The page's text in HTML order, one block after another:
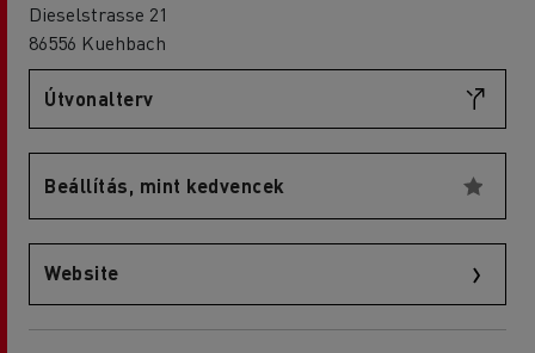
Dieselstrasse 21
86556 Kuehbach
Útvonalterv
Beállítás, mint kedvencek
Website